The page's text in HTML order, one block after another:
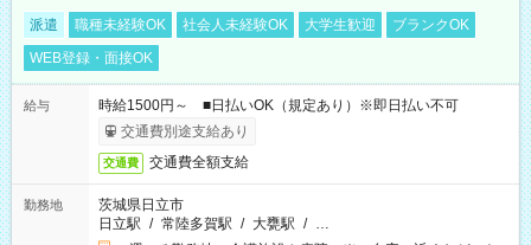
派遣 職種未経験OK 社会人未経験OK 大学生歓迎
ブランクOK
WEB登録・面接OK
給与
時給1500円～ ■日払いOK（規定あり）※即日払い不可
交通費別途支給あり
交通費 交通費全額支給
勤務地
茨城県日立市
日立駅 / 常陸多賀駅 / 大甕駅 / …